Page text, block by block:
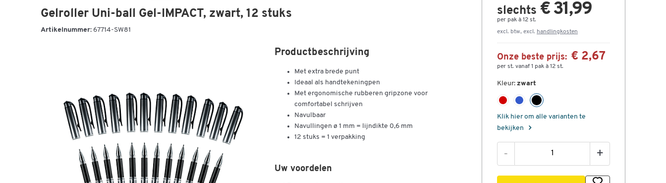
Gelroller Uni-ball Gel-IMPACT, zwart, 12 stuks
Artikelnummer: 67714-SW81
Productbeschrijving
Met extra brede punt
Ideaal als handtekeningpen
Met ergonomische rubberen gripzone voor
comfortabel schrijven
Navulbaar
Navullingen ø 1 mm = lijndikte 0,6 mm
12 stuks = 1 verpakking
Uw voordelen
slechts € 31,99
per pak à 12 st.
excl. btw, excl. handlingkosten
Onze beste prijs: € 2,67
per st. vanaf 1 pak à 12 st.
Kleur: zwart
Klik hier om alle varianten te
bekijken
- +